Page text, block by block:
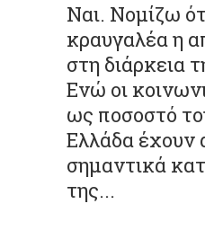
Ναι. Νομίζω
κραυγαλέα η
στη διάρκεια
Ενώ οι
ως ποσοστό
Ελλάδα έχουν
σημαντικά
της...